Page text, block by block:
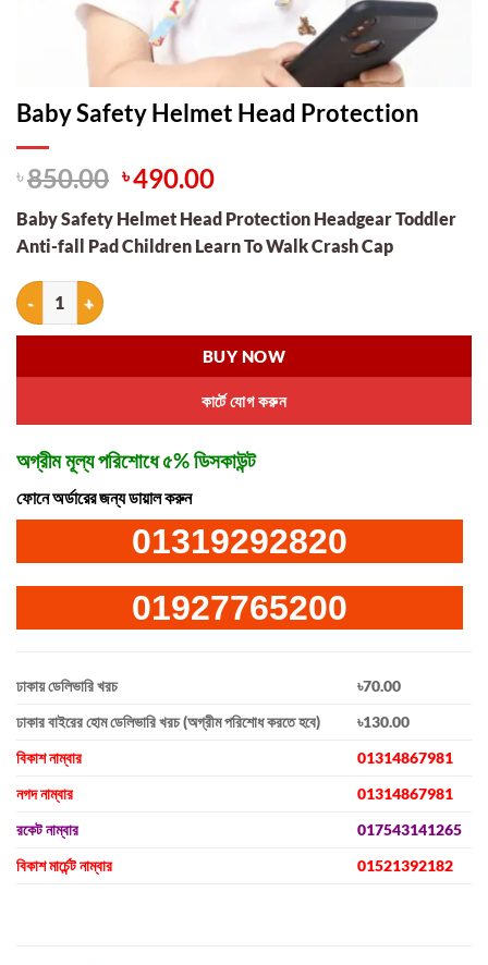
Baby Safety Helmet Head Protection
৳850.00 Original
was:
৳ 850.00.
৳490.00Current
is:
৳ 490.00.
Baby Safety Helmet Head Protection Headgear Toddler
Anti-fall Pad Children Learn To Walk Crash Cap
Baby Safety Helmet Head Protection quantity
কার্টে যোগ করুন
BUY NOW
অগ্রীম মূল্য পরিশোধে ৫% ডিসকাউন্ট
ফোনে অর্ডারের জন্য ডায়াল করুন
01319292820
01927765200
ঢাকায় ডেলিভারি খরচ
৳70.00
ঢাকার বাইরের হোম ডেলিভারি খরচ (অগ্রীম পরিশোধ করতে হবে)
৳130.00
বিকাশ নাম্বার
01314867981
নগদ নাম্বার
01314867981
রকেট নাম্বার
017543141265
বিকাশ মার্চেন্ট নাম্বার
01521392182